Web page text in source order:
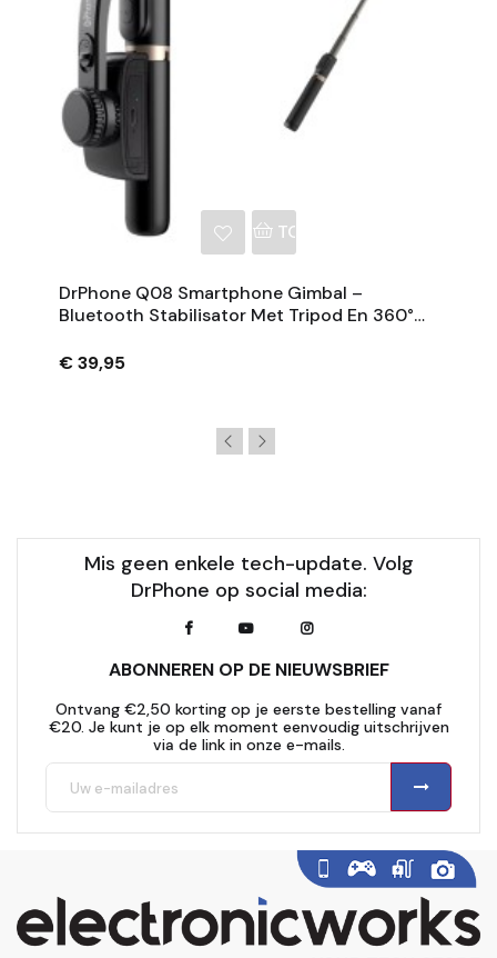
TOEVOEGEN AAN
DrPhone Q08 Smartphone Gimbal –
Bluetooth Stabilisator Met Tripod En 360°
€ 39,95
Mis geen enkele tech-update. Volg
DrPhone op social media:
ABONNEREN OP DE NIEUWSBRIEF
Ontvang €2,50 korting op je eerste bestelling vanaf
€20. Je kunt je op elk moment eenvoudig uitschrijven
via de link in onze e-mails.